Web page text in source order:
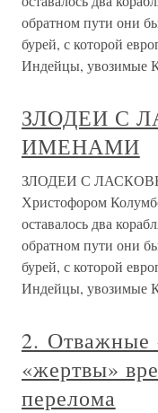
обратном пути они
бурей, с которой
Индейцы, увозимые
ЗЛОДЕИ С
ИМЕНАМИ
ЗЛОДЕИ С
Христофором
оставалось два
обратном пути они
бурей, с которой
Индейцы, увозимые
2. Отважные
«жертвы»
перелома